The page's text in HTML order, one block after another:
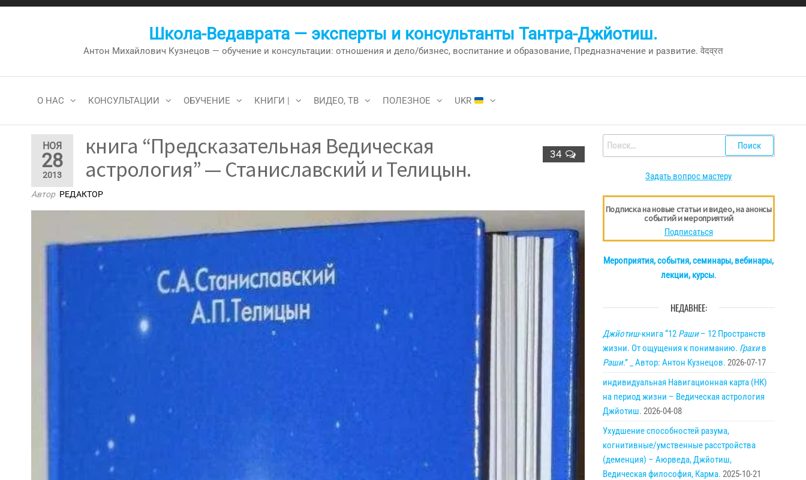
Перейти
Школа-Ведаврата — эксперты и консультанты Тантра-Джйотиш.
Антон Михайлович Кузнецов — обучение и консультации: отношения и дело/бизнес, воспитание и образование, Предназначение и развитие. वेदव्रत
О НАС КОНСУЛЬТАЦИИ ОБУЧЕНИЕ КНИГИ | ВИДЕО, ТВ ПОЛЕЗНОЕ UKR
НОЯ
28
2013
34
книга “Предсказательная Ведическая
астрология” — Станиславский и Телицын.
Автор РЕДАКТОР
Найти:
Задать вопрос мастеру
Подписка на новые статьи и видео, на анонсы
событий и мероприятий
Подписаться
Мероприятия, события, семинары, вебинары,
лекции, курсы.
НЕДАВНЕЕ:
Джйотиш-книга “12 Раши– 12 Пространств
жизни. От ощущения к пониманию. Грахив
Раши.” _ Автор: Антон Кузнецов. 2026-07-17
индивидуальная Навигационная карта (НК)
на период жизни – Ведическая астрология
Джйотиш. 2026-04-08
Ухудшение способностей разума,
когнитивные/умственные расстройства
(деменция) – Аюрведа, Джйотиш,
Ведическая философия, Карма. 2025-10-21